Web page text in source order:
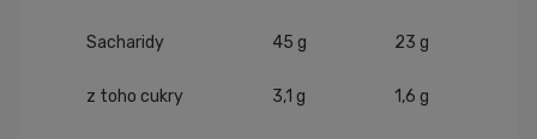
Sacharidy 45 g 23 g
z toho cukry 3,1 g 1,6 g